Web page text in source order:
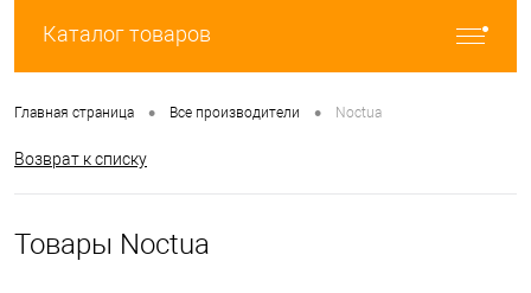
Каталог товаров
Главная страница • Все производители • Noctua
Возврат к списку
Товары Noctua